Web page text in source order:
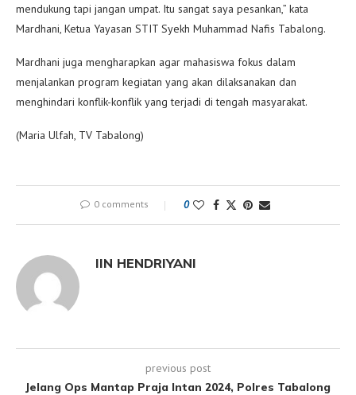
mendukung tapi jangan umpat. Itu sangat saya pesankan,” kata
Mardhani, Ketua Yayasan STIT Syekh Muhammad Nafis Tabalong.
Mardhani juga mengharapkan agar mahasiswa fokus dalam
menjalankan program kegiatan yang akan dilaksanakan dan
menghindari konflik-konflik yang terjadi di tengah masyarakat.
(Maria Ulfah, TV Tabalong)
0 comments 0
IIN HENDRIYANI
previous post
Jelang Ops Mantap Praja Intan 2024, Polres Tabalong